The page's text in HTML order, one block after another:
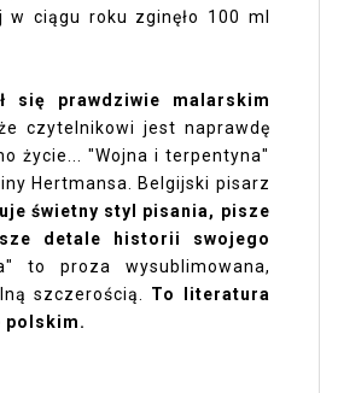
ciągu roku zginęło 100 ml
się prawdziwie malarskim
czytelnikowi jest naprawdę
życie... "Wojna i terpentyna"
Hertmansa. Belgijski pisarz
świetny styl pisania, pisze
detale historii swojego
to proza wysublimowana,
szczerością. To literatura
polskim.